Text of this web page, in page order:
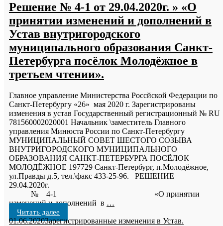
Решение № 4-1 от 29.04.2020г. » «О
принятии изменений и дополнений в
Устав внутригородского
муниципального образования Санкт-
Петербурга посёлок Молодёжное в
третьем чтении».
Главное управление Министерства Россйской Федерации по
Санкт-Петербургу «26» мая 2020 г. Зарегистрированы
изменения в устав Государственный регистрационный № RU
781560002020001 Начальник \заместитель Главного
управления Минюста России по Санкт-Петербургу
МУНИЦИПАЛЬНЫЙ СОВЕТ ШЕСТОГО СОЗЫВА
ВНУТРИГОРОДСКОГО МУНИЦИПАЛЬНОГО
ОБРАЗОВАНИЯ САНКТ-ПЕТЕРБУРГА ПОСЁЛОК
МОЛОДЁЖНОЕ 197729 Санкт-Петербург, п.Молодёжное,
ул.Правды д.5, тел.\факс 433-25-96. РЕШЕНИЕ
№ 4-1 «О принятии
изменений и дополнений в …
Читать далее
01.06.2020Зарегистрированные изменения в Устав.